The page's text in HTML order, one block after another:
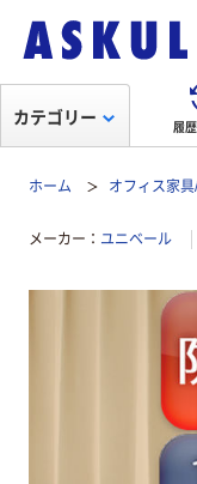
履
カテゴリー
ホーム オフィス家具
メーカー ユニベール